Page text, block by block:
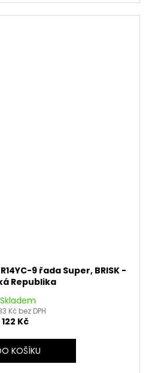
9 řada Super, BRISK -
Republika
Skladem
Kč bez DPH
122 Kč
KOŠÍKU